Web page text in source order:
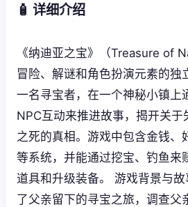
🧴 详细介绍
《纳迪亚之宝》（Treasure of
冒险、解谜和角色扮演元素的独
一名寻宝者，在一个神秘小镇上
NPC互动来推进故事，揭开关于
之死的真相。游戏中包含金钱、
等系统，并能通过挖宝、钓鱼来
道具和升级装备。 游戏背景与
了父亲留下的寻宝之旅，调查父